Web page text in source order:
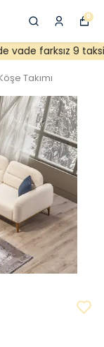
0
vade farksız 9 taksit
Takımı